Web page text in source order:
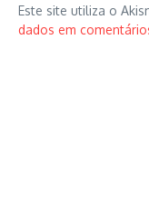
Este site utiliza o
dados em